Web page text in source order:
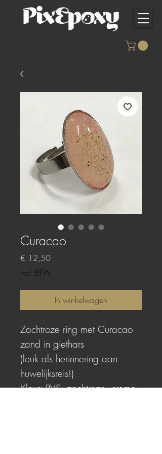
Curacao
€ 12,50Prijs
incl.BTW
In winkelwagen
Zachtroze ring met Curacao
zand in giethars
(leuk als herinnering aan
huwelijksreis!)
Kleur: RVS, zachtroze, creme